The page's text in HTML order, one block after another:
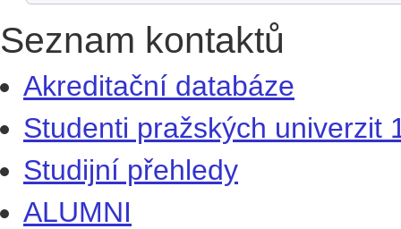
Seznam kontaktů
Akreditační databáze
Studenti pražských univerzit
Studijní přehledy
ALUMNI